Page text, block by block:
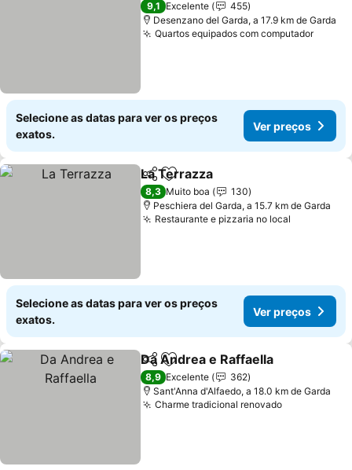
9,1 Excelente
455
Desenzano del Garda, a 17.9 km de Garda
Quartos equipados com computadorVer
Selecione as datas para ver os preços
exatos.
Ver preços
PartilharAdicionar aos favoritos
La Terrazza
8,3 Muito boa
130
Peschiera del Garda, a 15.7 km de Garda
Restaurante e pizzaria no local
Selecione as datas para ver os preços
exatos.
Ver preços
PartilharAdicionar aos favoritos
Da Andrea e Raffaella
8,9 Excelente
362
Sant'Anna d'Alfaedo, a 18.0 km de Garda
Charme tradicional renovadoVer preços